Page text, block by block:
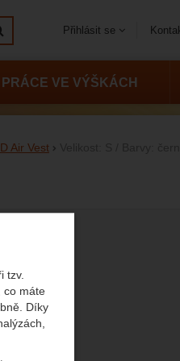
tzv.
co máte
Díky
Air Vest
PRÁCE VE VÝŠKÁCH
Přihlásit se